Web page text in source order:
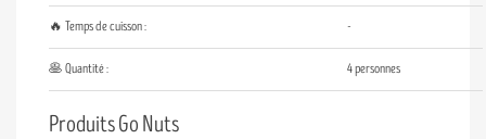
🔥 Temps de cuisson : -
🥞 Quantité : 4 personnes
Produits Go Nuts